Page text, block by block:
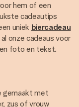
hem of een
cadeautips
uniek biercadeau
onze cadeaus voor
foto en tekst.
gemaakt met
zus of vrouw